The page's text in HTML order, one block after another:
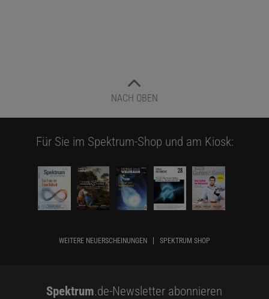
NACH OBEN
Für Sie im Spektrum-Shop und am Kiosk:
WEITERE NEUERSCHEINUNGEN SPEKTRUM SHOP
Spektrum.de-Newsletter abonnieren